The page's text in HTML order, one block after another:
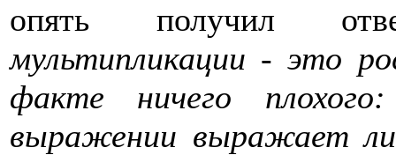
опять получил
мультипликации - это
факте ничего
выражении выражает